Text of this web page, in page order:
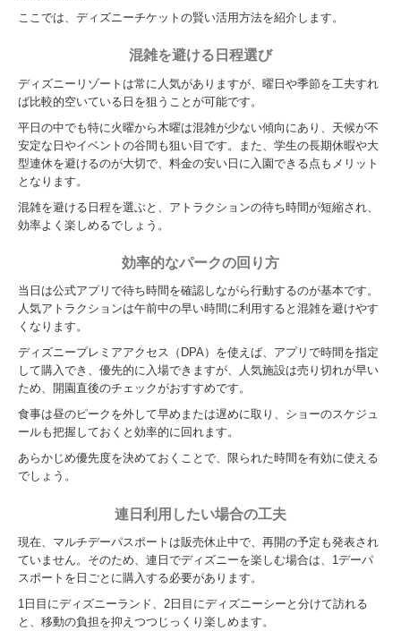
ここでは、ディズニーチケットの賢い活用方法を紹介します。
混雑を避ける日程選び
ディズニーリゾートは常に人気がありますが、曜日や季節を工夫すれ
ば比較的空いている日を狙うことが可能です。
平日の中でも特に火曜から木曜は混雑が少ない傾向にあり、天候が不
安定な日やイベントの谷間も狙い目です。また、学生の長期休暇や大
型連休を避けるのが大切で、料金の安い日に入園できる点もメリット
となります。
混雑を避ける日程を選ぶと、アトラクションの待ち時間が短縮され、
効率よく楽しめるでしょう。
効率的なパークの回り方
当日は公式アプリで待ち時間を確認しながら行動するのが基本です。
人気アトラクションは午前中の早い時間に利用すると混雑を避けやす
くなります。
ディズニープレミアアクセス（DPA）を使えば、アプリで時間を指定
して購入でき、優先的に入場できますが、人気施設は売り切れが早い
ため、開園直後のチェックがおすすめです。
食事は昼のピークを外して早めまたは遅めに取り、ショーのスケジュ
ールも把握しておくと効率的に回れます。
あらかじめ優先度を決めておくことで、限られた時間を有効に使える
でしょう。
連日利用したい場合の工夫
現在、マルチデーパスポートは販売休止中で、再開の予定も発表され
ていません。そのため、連日でディズニーを楽しむ場合は、1デーパ
スポートを日ごとに購入する必要があります。
1日目にディズニーランド、2日目にディズニーシーと分けて訪れる
と、移動の負担を抑えつつじっくり楽しめます。